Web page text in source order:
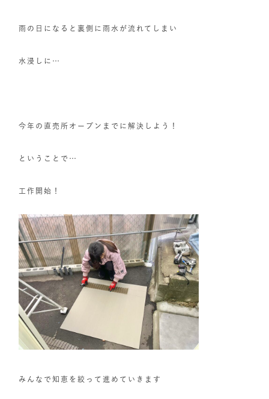
雨の日になると裏側に雨水が流れてしまい
水浸しに…
今年の直売所オープンまでに解決しよう！
ということで…
工作開始！
みんなで知恵を絞って進めていきます